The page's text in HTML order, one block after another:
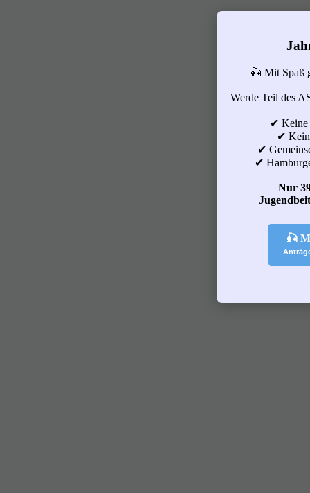
🎣 Mit Spaß
Werde Teil des
✔ Keine
✔
✔
✔
Nur
🎣